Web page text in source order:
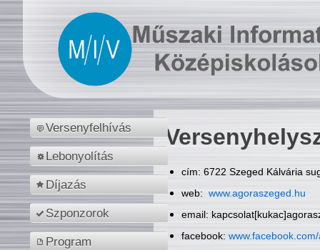
Versenyfelhívás
Lebonyolítás
Díjazás
Szponzorok
Program
cím: 6722 Szeged Kálvária
web: www.agoraszeged.hu
email:
facebook: